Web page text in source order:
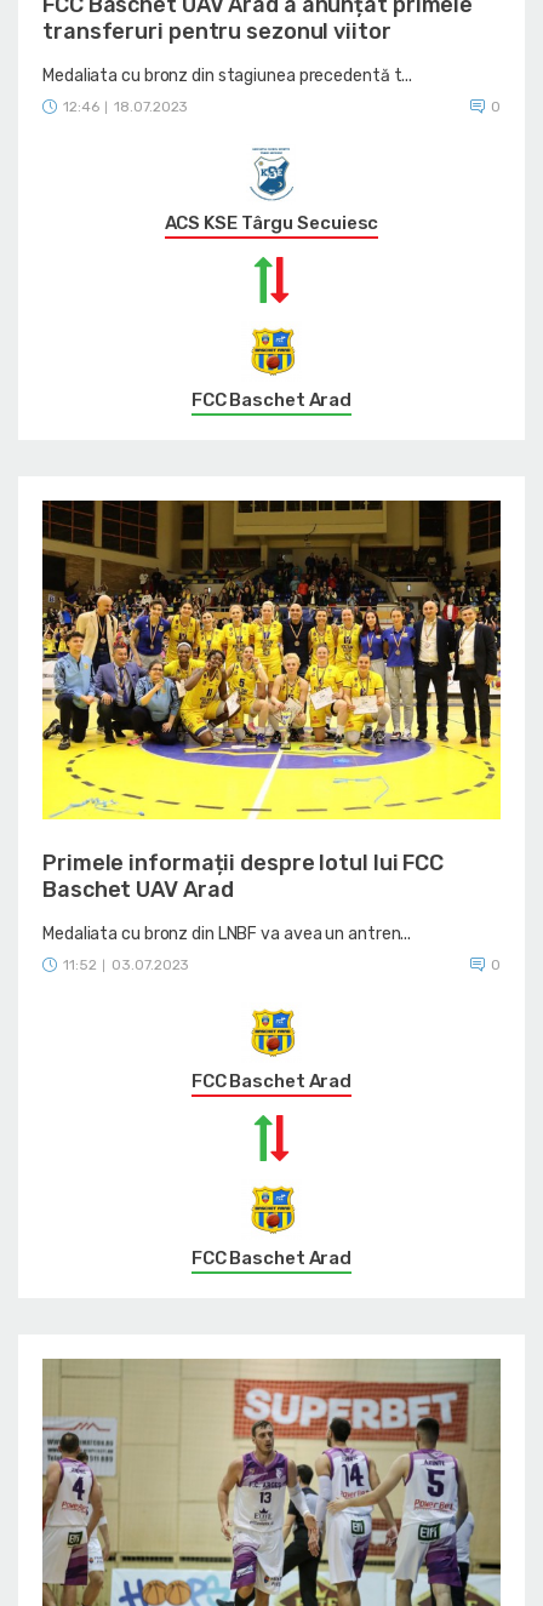
transferuri pentru sezonul viitor
Medaliata cu bronz din stagiunea precedentă t...
12:46 18.07.2023 0
ACS KSE Târgu Secuiesc
FCC Baschet Arad
Primele informații despre lotul lui FCC
Baschet UAV Arad
Medaliata cu bronz din LNBF va avea un antren...
11:52 03.07.2023 0
FCC Baschet Arad
FCC Baschet Arad